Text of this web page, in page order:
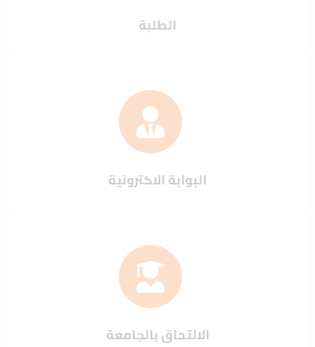
الطلبة
البوابة الاكترونية
الالتحاق بالجامعة